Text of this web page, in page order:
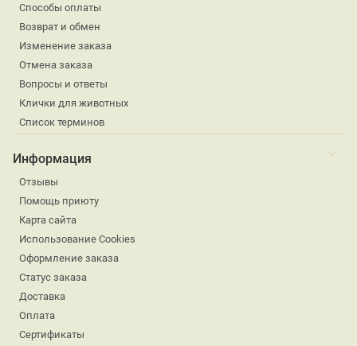
Способы оплаты
Возврат и обмен
Изменение заказа
Отмена заказа
Вопросы и ответы
Клички для животных
Список терминов
Информация
Отзывы
Помощь приюту
Карта сайта
Использование Cookies
Оформление заказа
Статус заказа
Доставка
Оплата
Сертификаты